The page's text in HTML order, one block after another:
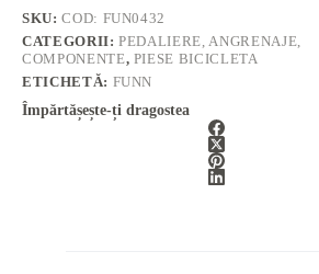
SKU:COD: FUN0432
CATEGORII:PEDALIERE, ANGRENAJE,
COMPONENTE, PIESE BICICLETA
ETICHETĂ: FUNN
Împărtășește-ți dragostea